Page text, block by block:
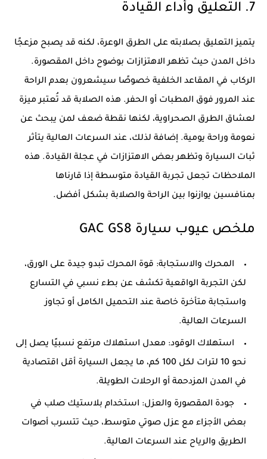
7. التعليق وأداء القيادة
يتميز التعليق بصلابته على الطرق الوعرة، لكنه قد يصبح مزعجًا
داخل المدن حيث تظهر الاهتزازات بوضوح داخل المقصورة.
الركاب في المقاعد الخلفية خصوصًا سيشعرون بعدم الراحة
عند المرور فوق المطبات أو الحفر. هذه الصلابة قد تُعتبر ميزة
لعشاق الطرق الصحراوية، لكنها نقطة ضعف لمن يبحث عن
نعومة وراحة يومية. إضافة لذلك، عند السرعات العالية يتأثر
ثبات السيارة وتظهر بعض الاهتزازات في عجلة القيادة. هذه
الملاحظات تجعل تجربة القيادة متوسطة إذا قارناها
بمنافسين يوازنوا بين الراحة والصلابة بشكل أفضل.
ملخص عيوب سيارة GAC GS8
المحرك والاستجابة: قوة المحرك تبدو جيدة على الورق،
لكن التجربة الواقعية تكشف عن بطء نسبي في التسارع
واستجابة متأخرة خاصة عند التحميل الكامل أو تجاوز
السرعات العالية.
استهلاك الوقود: معدل استهلاك مرتفع نسبيًا يصل إلى
نحو 10 لترات لكل 100 كم، ما يجعل السيارة أقل اقتصادية
في المدن المزدحمة أو الرحلات الطويلة.
جودة المقصورة والعزل: استخدام بلاستيك صلب في
بعض الأجزاء مع عزل صوتي متوسط، حيث تتسرب أصوات
الطريق والرياح عند السرعات العالية.